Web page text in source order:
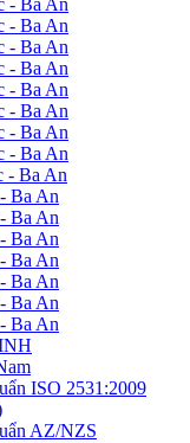
- Ba An
- Ba An
- Ba An
- Ba An
- Ba An
- Ba An
- Ba An
- Ba An
- Ba An
Ba An
Ba An
Ba An
Ba An
Ba An
Ba An
Ba An
ISO 2531:2009
AZ/NZS